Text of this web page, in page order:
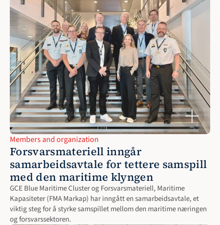
Members and organization
Forsvarsmateriell inngår
samarbeidsavtale for tettere samspill
med den maritime klyngen
GCE Blue Maritime Cluster og Forsvarsmateriell, Maritime
Kapasiteter (FMA Markap) har inngått en samarbeidsavtale, et
viktig steg for å styrke samspillet mellom den maritime næringen
og forsvarssektoren.